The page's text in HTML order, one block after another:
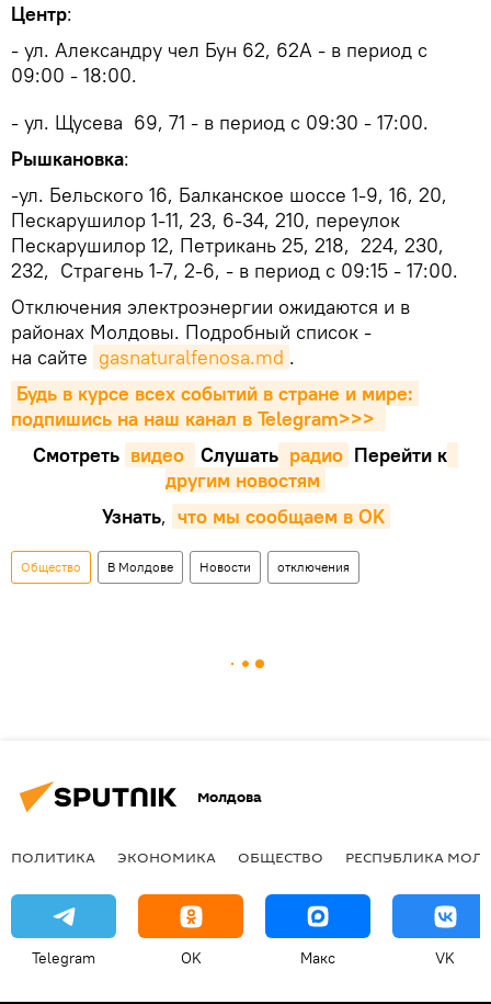
Центр:
- ул. Александру чел Бун 62, 62A - в период с
09:00 - 18:00.
- ул. Щусева 69, 71 - в период с 09:30 - 17:00.
Рышкановка:
-ул. Бельского 16, Балканское шоссе 1-9, 16, 20,
Пескарушилор 1-11, 23, 6-34, 210, переулок
Пескарушилор 12, Петрикань 25, 218, 224, 230,
232, Страгень 1-7, 2-6, - в период с 09:15 - 17:00.
Отключения электроэнергии ожидаются и в
районах Молдовы. Подробный список -
на сайте gasnaturalfenosa.md .
Будь в курсе всех событий в стране и мире:
подпишись на наш канал в Telegram>>>
Смотреть видео Cлушать радио Перейти к
другим новостям
Узнать, что мы сообщаем в OK
Общество В Молдове Новости отключения
Молдова
ПОЛИТИКА ЭКОНОМИКА ОБЩЕСТВО РЕСПУБЛИКА
Telegram OK Макс VK